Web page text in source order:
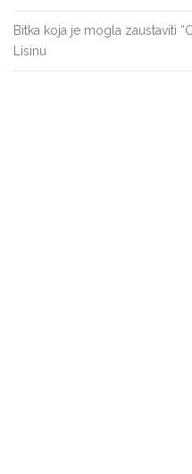
Bitka koja je mogla zaustaviti
Lisinu